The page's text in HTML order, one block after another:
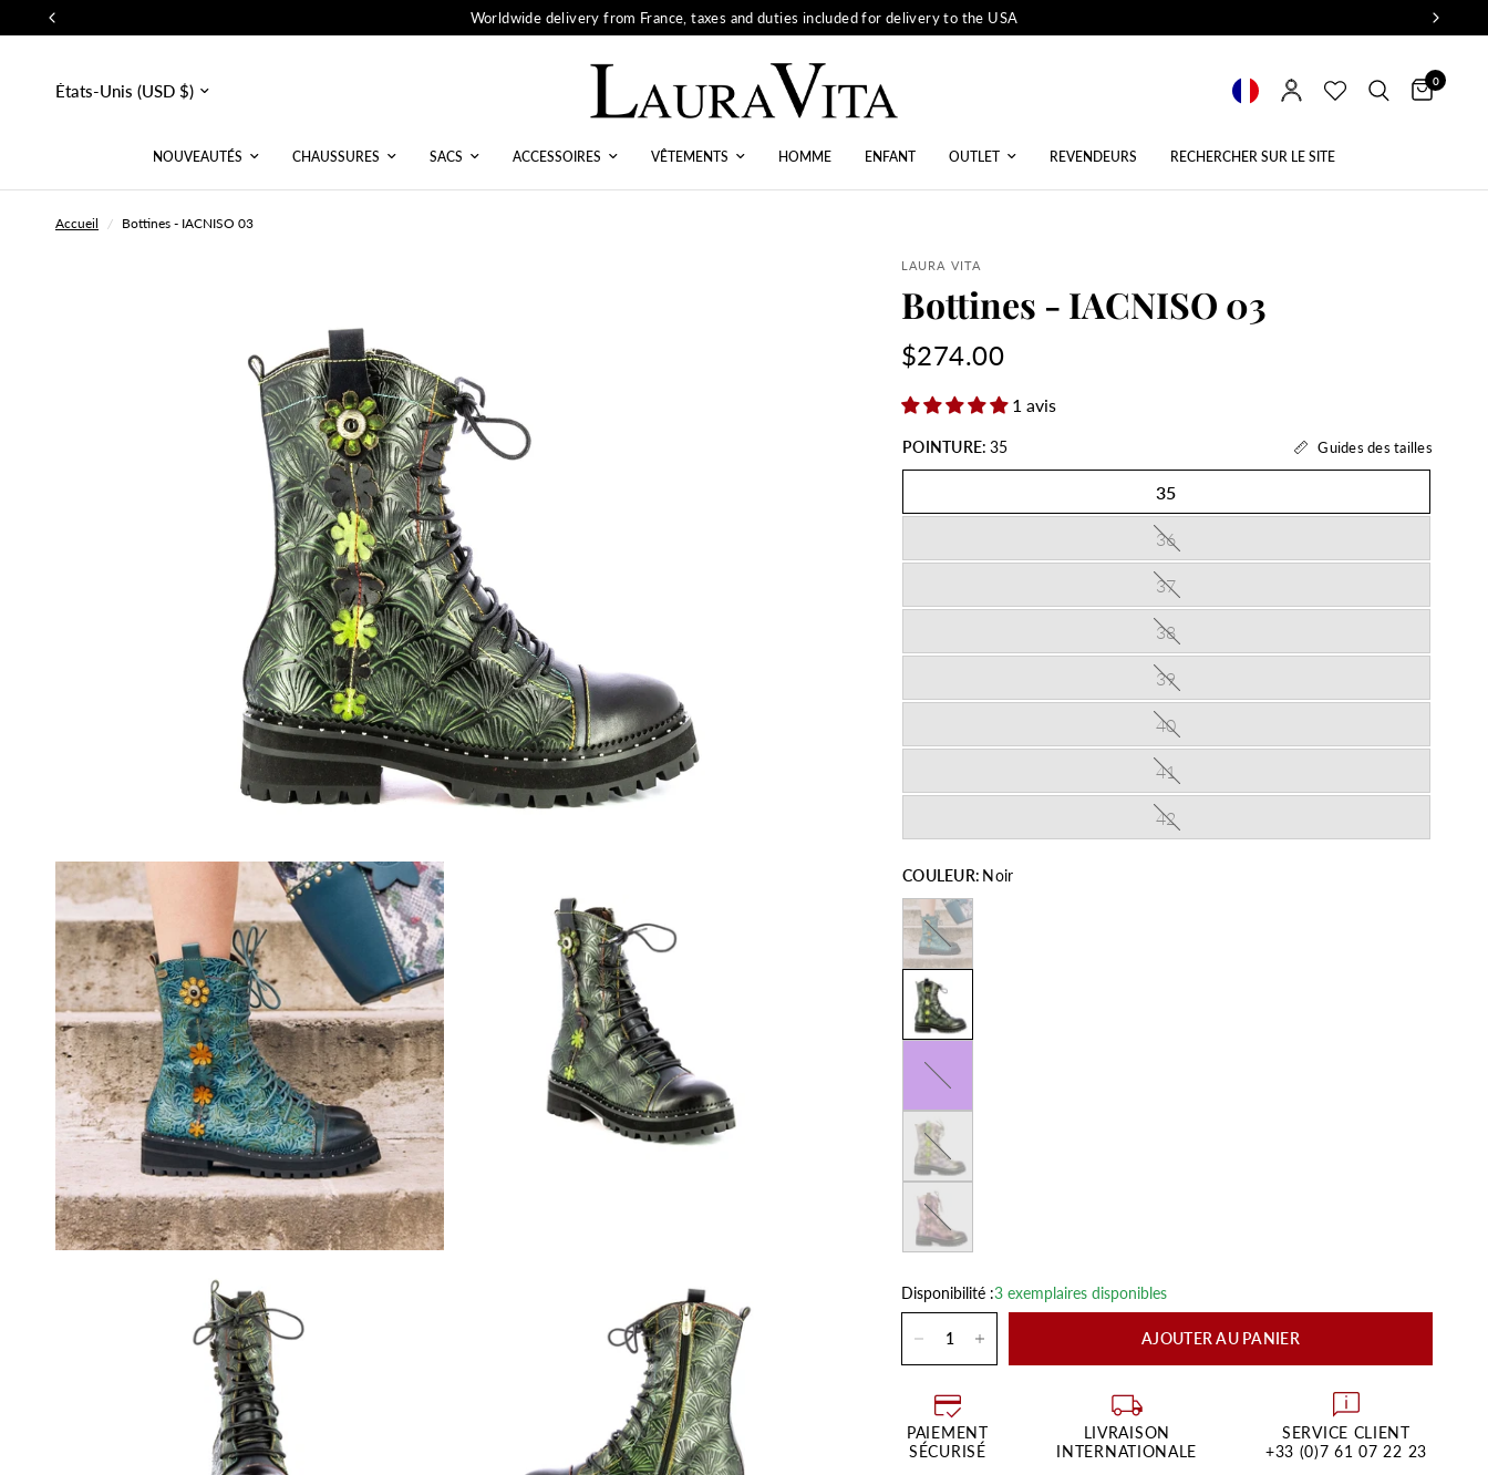
Worldwide delivery from France, taxes and duties included for delivery to the USA
Mettre
à
0
NOUVEAUTÉS CHAUSSURES SACS ACCESSOIRES VÊTEMENTS HOMME ENFANT OUTLET REVENDEURS RECHERCHER SUR LE SITE
Accueil / Bottines - IACNISO 03
LAURA VITA
Bottines - IACNISO 03
$274.00
1 avis
POINTURE: 35 Guides des tailles
35
36
37
38
39
40
41
42
COULEUR: Noir
Turquoise
Kaki
Choco
Disponibilité :3 exemplaires disponibles
AJOUTER AU PANIER
PAIEMENT
SÉCURISÉ
LIVRAISON
INTERNATIONALE
SERVICE CLIENT
+33 (0)7 61 07 22 23